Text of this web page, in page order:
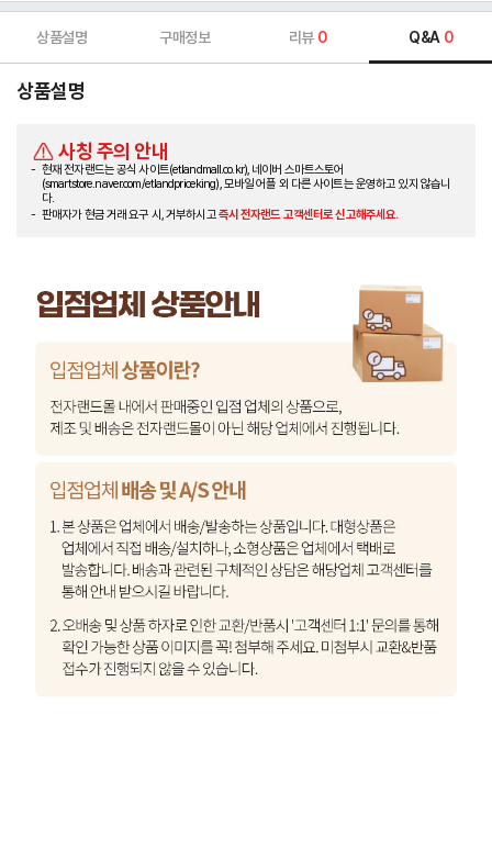
상품설명 구매정보 리뷰 0 Q&A 0
상품설명
사칭 주의 안내
현재 전자랜드는 공식 사이트(etlandmall.co.kr), 네이버 스마트스토어
(smartstore.naver.com/etlandpriceking), 모바일 어플 외 다른 사이트는 운영하고 있지 않습니
다.
판매자가 현금 거래 요구 시, 거부하시고즉시 전자랜드 고객센터로 신고해주세요.